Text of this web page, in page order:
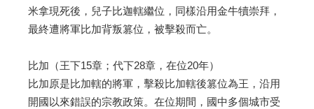
米拿現死後，兒子比迦轄繼位，同樣沿用金牛犢崇拜，
最終遭將軍比加背叛篡位，被擊殺而亡。
比加（王下15章；代下28章，在位20年）
比加原是比加轄的將軍，擊殺比加轄後篡位為王，沿用
開國以來錯誤的宗教政策。在位期間，國中多個城市受